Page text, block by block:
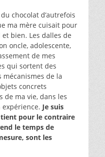
chocolat d’autrefois
ma mère cuisait pour
bien. Les dalles de
oncle, adolescente,
de mes
qui sortent des
de la
concrets
de ma vie, dans les
Je suis
pour le contraire
le temps de
sont les